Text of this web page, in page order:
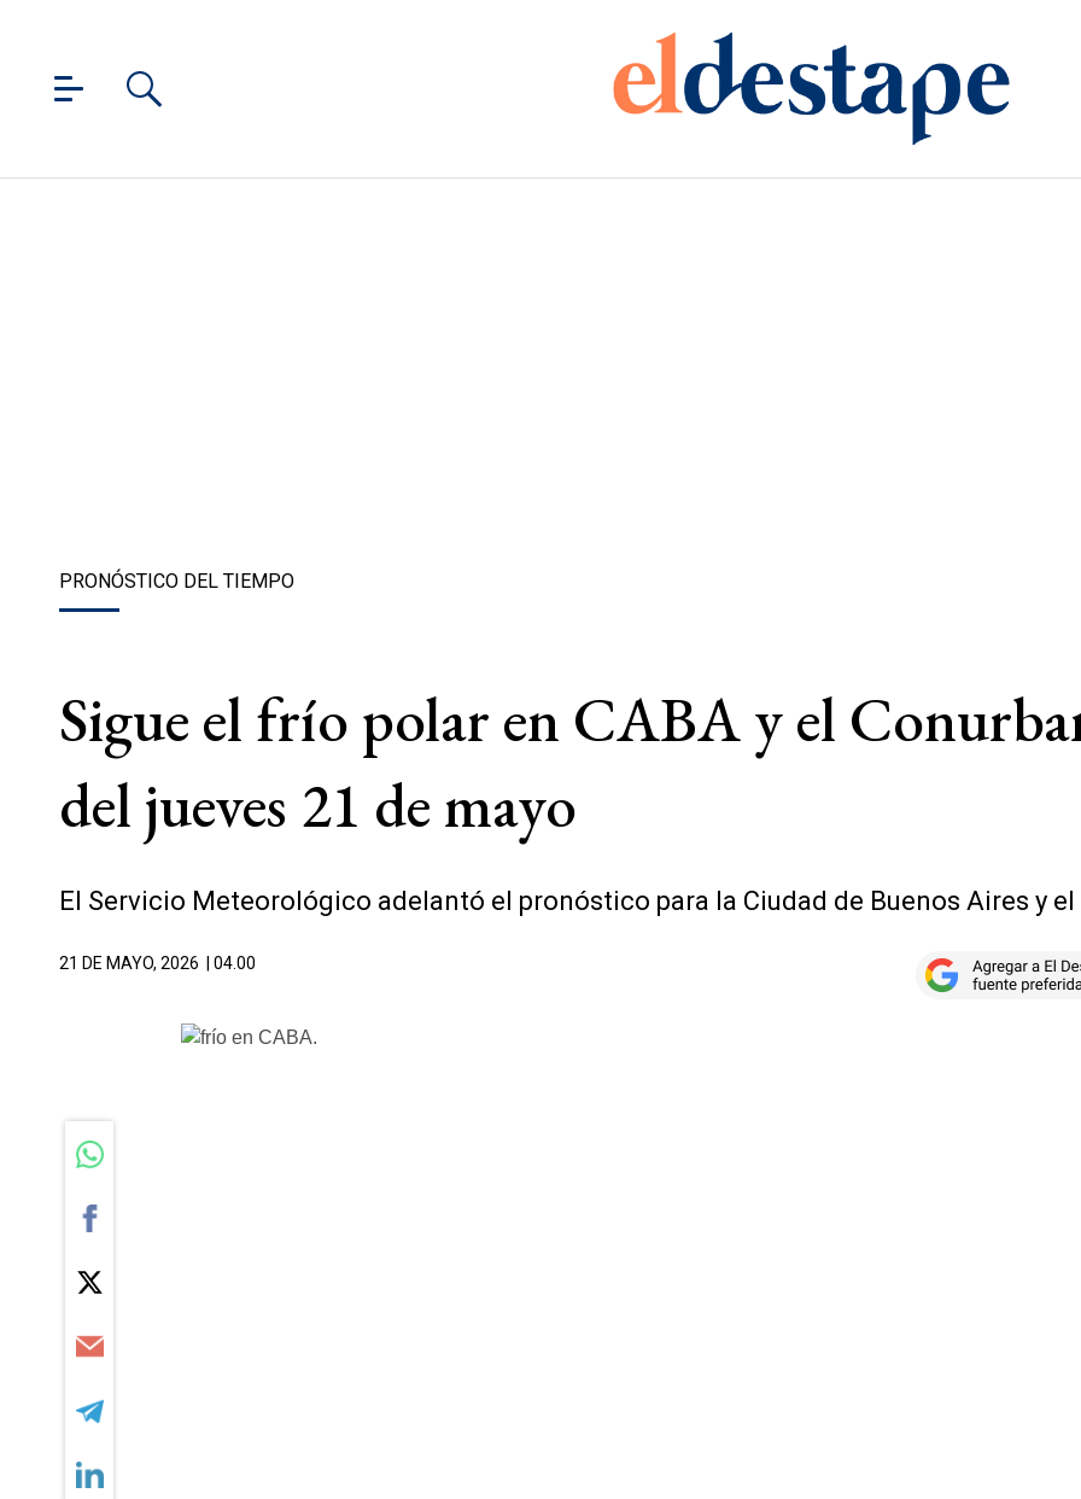
PRONÓSTICO DEL TIEMPO
Sigue el frío polar en CABA y el
del jueves 21 de mayo
El Servicio Meteorológico adelantó el pronóstico para la Ciudad de Buenos Aires y el
21 DE MAYO, 2026 | 04.00